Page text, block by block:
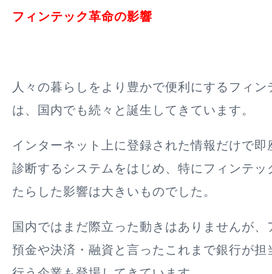
フィンテック革命の影響
人々の暮らしをより豊かで便利にするフィ
は、国内でも続々と誕生してきています。
インターネット上に登録された情報だけで
診断するシステムをはじめ、特にフィンテッ
たらした影響は大きいものでした。
国内ではまだ際立った動きはありませんが
預金や決済・融資と言ったこれまで銀行が担